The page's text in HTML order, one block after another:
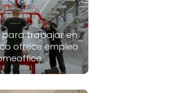
para trabajar en
ofrece empleo